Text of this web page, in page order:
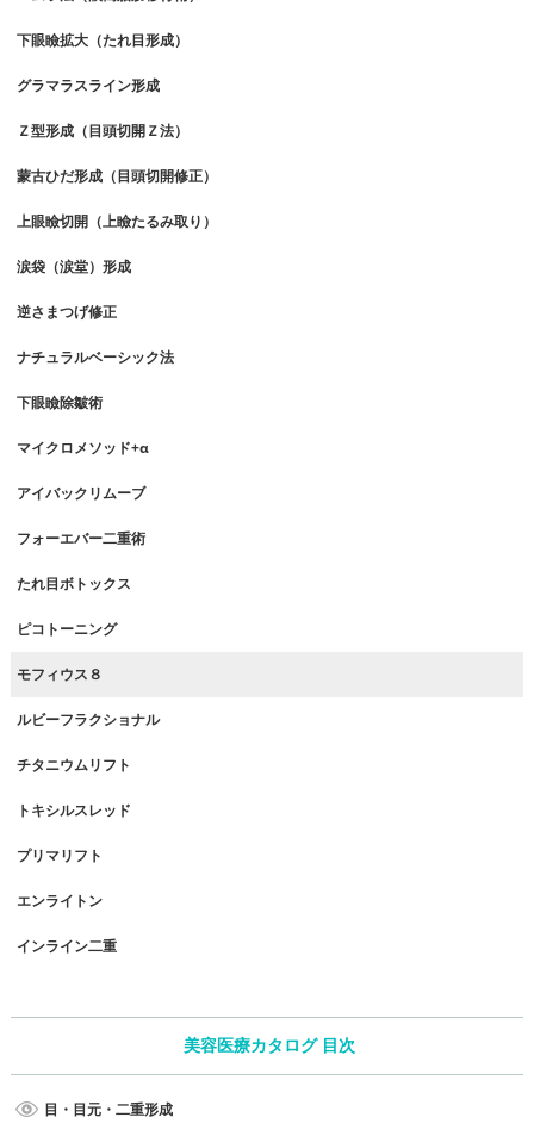
下眼瞼拡大（たれ目形成）
グラマラスライン形成
Ｚ型形成（目頭切開Ｚ法）
蒙古ひだ形成（目頭切開修正）
上眼瞼切開（上瞼たるみ取り）
涙袋（涙堂）形成
逆さまつげ修正
ナチュラルベーシック法
下眼瞼除皺術
マイクロメソッド+α
アイバックリムーブ
フォーエバー二重術
たれ目ボトックス
ピコトーニング
モフィウス８
ルビーフラクショナル
チタニウムリフト
トキシルスレッド
プリマリフト
エンライトン
インライン二重
美容医療カタログ 目次
目・目元・二重形成